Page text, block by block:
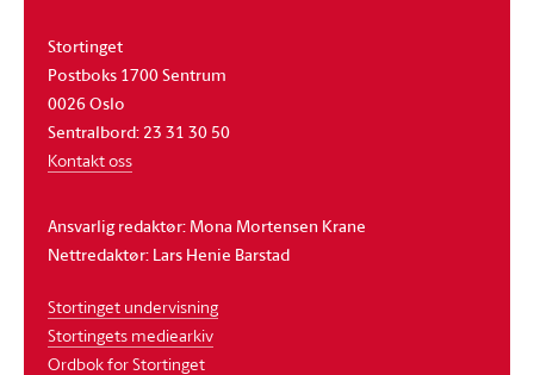
Stortinget
Postboks 1700 Sentrum
0026 Oslo
Sentralbord: 23 31 30 50
Kontakt oss
Ansvarlig redaktør: Mona Mortensen Krane
Nettredaktør: Lars Henie Barstad
Stortinget undervisning
Stortingets mediearkiv
Ordbok for Stortinget